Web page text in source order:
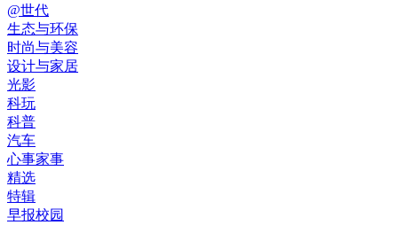
@世代
生态与环保
时尚与美容
设计与家居
光影
科玩
科普
汽车
心事家事
精选
特辑
早报校园